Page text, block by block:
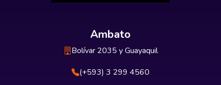
Ambato
Bolívar 2035 y Guayaquil
(+593) 3 299 4560